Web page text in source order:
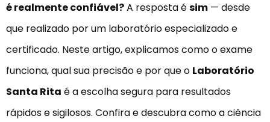
é realmente confiável?A resposta ésim — desde
que realizado por um laboratório especializado e
certificado. Neste artigo, explicamos como o exame
funciona, qual sua precisão e por que o Laboratório
Santa Rita é a escolha segura para resultados
rápidos e sigilosos. Confira e descubra como a ciência